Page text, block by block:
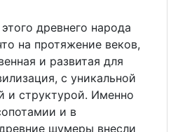
древнего народа
на протяжение веков,
и развитая для
с уникальной
и структурой. Именно
и в
шумеры внесли